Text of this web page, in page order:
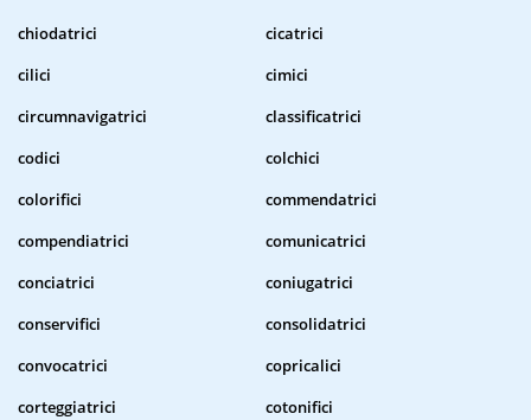
chiodatrici
cicatrici
cilici
cimici
circumnavigatrici
classificatrici
codici
colchici
colorifici
commendatrici
compendiatrici
comunicatrici
conciatrici
coniugatrici
conservifici
consolidatrici
convocatrici
copricalici
corteggiatrici
cotonifici